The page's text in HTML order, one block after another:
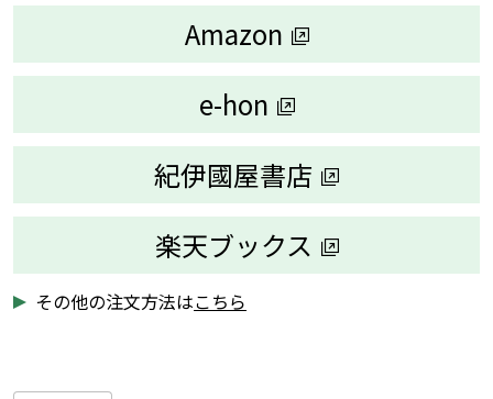
Amazon
e-hon
紀伊國屋書店
楽天ブックス
その他の注文方法はこちら